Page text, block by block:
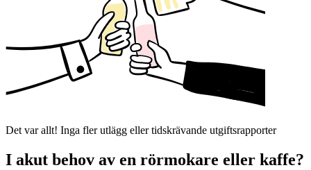
Det var allt! Inga fler utlägg eller tidskrävande utgiftsrapporter
I akut behov av en rörmokare eller kaffe?